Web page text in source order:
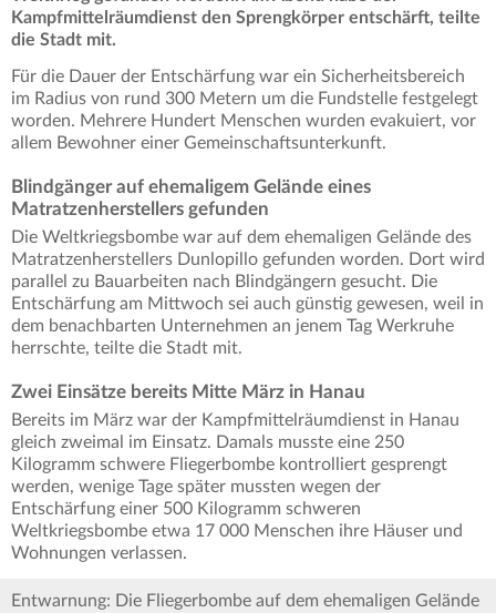
Kampfmittelräumdienst den Sprengkörper entschärft, teilte
die Stadt mit.
Für die Dauer der Entschärfung war ein Sicherheitsbereich
im Radius von rund 300 Metern um die Fundstelle festgelegt
worden. Mehrere Hundert Menschen wurden evakuiert, vor
allem Bewohner einer Gemeinschaftsunterkunft.
Blindgänger auf ehemaligem Gelände eines
Matratzenherstellers gefunden
Die Weltkriegsbombe war auf dem ehemaligen Gelände des
Matratzenherstellers Dunlopillo gefunden worden. Dort wird
parallel zu Bauarbeiten nach Blindgängern gesucht. Die
Entschärfung am Mittwoch sei auch günstig gewesen, weil in
dem benachbarten Unternehmen an jenem Tag Werkruhe
herrschte, teilte die Stadt mit.
Zwei Einsätze bereits Mitte März in Hanau
Bereits im März war der Kampfmittelräumdienst in Hanau
gleich zweimal im Einsatz. Damals musste eine 250
Kilogramm schwere Fliegerbombe kontrolliert gesprengt
werden, wenige Tage später mussten wegen der
Entschärfung einer 500 Kilogramm schweren
Weltkriegsbombe etwa 17 000 Menschen ihre Häuser und
Wohnungen verlassen.
Entwarnung: Die Fliegerbombe auf dem ehemaligen Gelände